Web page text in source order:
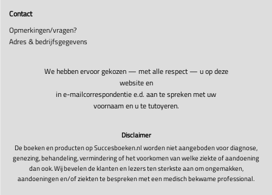
Contact
Opmerkingen/vragen?
Adres & bedrijfsgegevens
We hebben ervoor gekozen — met alle respect — u op deze
website en
in e-mailcorrespondentie e.d. aan te spreken met uw
voornaam en u te tutoyeren.
Disclaimer
De boeken en producten op Succesboeken.nl worden niet aangeboden voor diagnose,
genezing, behandeling, vermindering of het voorkomen van welke ziekte of aandoening
dan ook. Wij bevelen de klanten en lezers ten sterkste aan om ongemakken,
aandoeningen en/of ziekten te bespreken met een medisch bekwame professional.